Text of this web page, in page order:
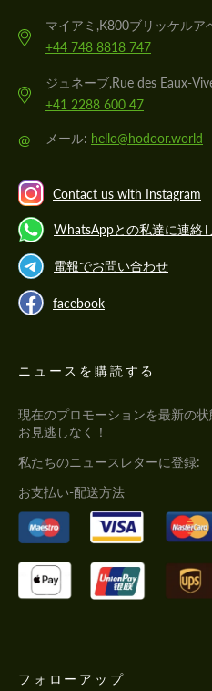
マイアミ,K800ブリッケルア
+44 748 8818 747
ジュネーブ,Rue des Eaux-
+41 2288 600 47
@ メール: hello@hodoor.world
Contact us with Instagram
WhatsAppとの私達に連絡
電報でお問い合わせ
facebook
ニュースを購読する
現在のプロモーションを最新の
お見逃しなく！
私たちのニュースレターに登録:
お支払い-配送方法
フォローアップ